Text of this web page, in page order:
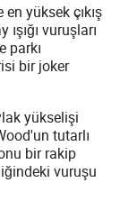
yüksek çıkış
vuruşları
parkı
bir joker
yükselişi
tutarlı
bir rakip
vuruşu